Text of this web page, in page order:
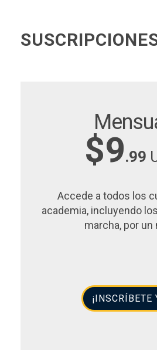
$9.99
Accede a todos los
academia, incluyendo
marcha, por un
¡INSCRÍBETE